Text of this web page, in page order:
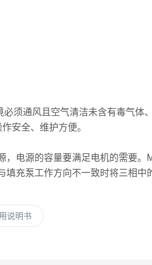
须通风且空气清洁未含有毒气
安全、维护方便。
，电源的容量要满足电机的需要
填充泵工作方向不一致时将三相
说明书